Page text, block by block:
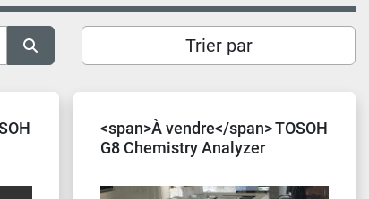
Trier par
<span>À vendre</span> TOSOH
G8 Chemistry Analyzer